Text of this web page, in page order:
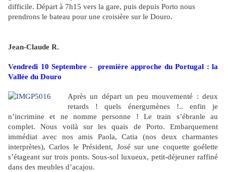
difficile. Départ à 7h15 vers la gare, puis depuis Porto nous
prendrons le bateau pour une croisière sur le Douro.
Jean-Claude R.
Vendredi 10 Septembre -
première approche du Portugal : la
Vallée du Douro
Après un départ un peu mouvementé : deux
retards ! quels énergumènes !.. enfin je
n’incrimine et ne nomme personne ! Le train s’ébranle au
complet. Nous voilà sur les quais de Porto. Embarquement
immédiat avec nos amis Paola, Catia (nos deux charmantes
interprètes), Carlos le Président, José sur une coquette goélette
s’étageant sur trois ponts. Sous-sol luxueux, petit-déjeuner raffiné
dans des meubles d’acajou.